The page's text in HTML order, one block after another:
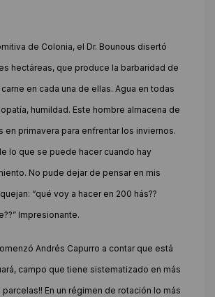
de Colonia, el Dr. Bounous disertó
hectáreas, que produce la barbaridad de
en cada una de ellas. Agua en todas
humildad. Este hombre almacena de
en primavera para enfrentar los inviernos.
lo que se puede hacer cuando hay
No pude dejar de pensar en mis
“qué voy a hacer en 200 hás??
Impresionante.
Andrés Capurro a contar que está
campo que tiene sistematizado en más
En un régimen de rotación lo más